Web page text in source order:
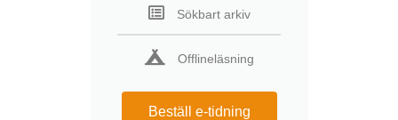
Sökbart arkiv
Offlineläsning
Beställ e-tidning